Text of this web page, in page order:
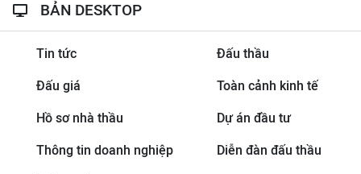
BẢN DESKTOP
Tin tức Đấu thầu
Đấu giá Toàn cảnh kinh tế
Hồ sơ nhà thầu Dự án đầu tư
Thông tin doanh nghiệp Diễn đàn đấu thầu